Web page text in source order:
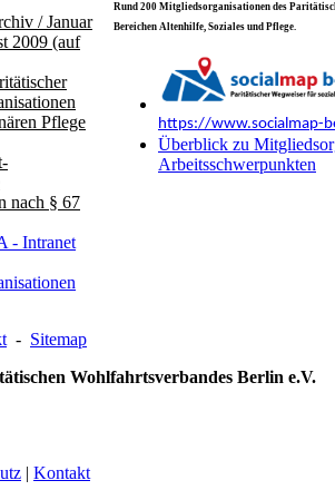
/ Januar
2009 (auf
Pflege
nach § 67
- Intranet
Rund 200 Mitgliedsorganisationen des
Bereichen Altenhilfe, Soziales und Pflege.
https://www.socialmap-
Überblick zu
Arbeitsschwerpunkten
- Sitemap
Wohlfahrtsverbandes Berlin e.V.
| Kontakt